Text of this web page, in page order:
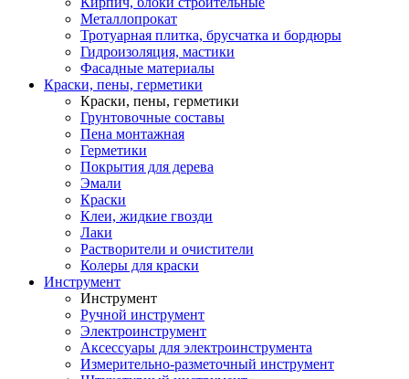
Металлопрокат
Тротуарная плитка, брусчатка и бордюры
Гидроизоляция, мастики
Фасадные материалы
Краски, пены, герметики
Краски, пены, герметики
Грунтовочные составы
Пена монтажная
Герметики
Покрытия для дерева
Эмали
Краски
Клеи, жидкие гвозди
Лаки
Растворители и очистители
Колеры для краски
Инструмент
Инструмент
Ручной инструмент
Электроинструмент
Аксессуары для электроинструмента
Измерительно-разметочный инструмент